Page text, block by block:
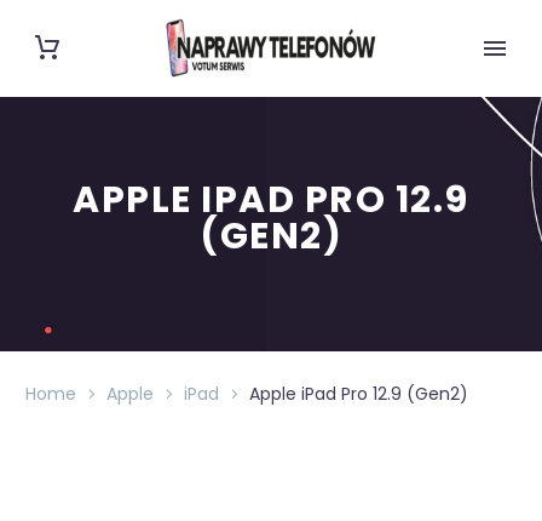
APPLE IPAD PRO 12.9
(GEN2)
Home Apple iPad Apple iPad Pro 12.9 (Gen2)